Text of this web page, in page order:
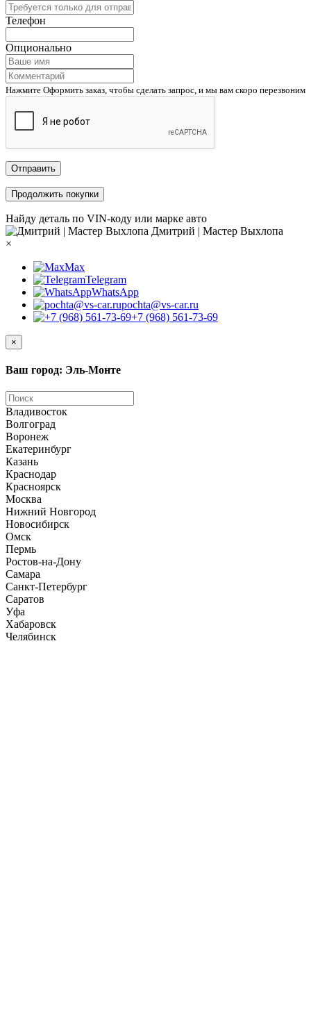
Телефон
Опционально
Нажмите Оформить заказ, чтобы сделать запрос, и мы вам скоро перезвоним
Отправить
Продолжить покупки
Найду деталь по VIN-коду или марке авто
Дмитрий | Мастер Выхлопа
×
Max
Telegram
WhatsApp
pochta@vs-car.ru
+7 (968) 561-73-69
×
Ваш город: Эль-Монте
Владивосток
Волгоград
Воронеж
Екатеринбург
Казань
Краснодар
Красноярск
Москва
Нижний Новгород
Новосибирск
Омск
Пермь
Ростов-на-Дону
Самара
Санкт-Петербург
Саратов
Уфа
Хабаровск
Челябинск